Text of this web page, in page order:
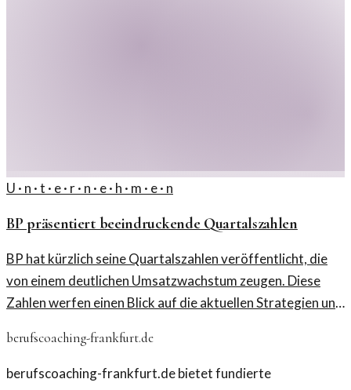
U · n · t · e · r · n · e · h · m · e · n
BP präsentiert beeindruckende Quartalszahlen
BP hat kürzlich seine Quartalszahlen veröffentlicht, die
von einem deutlichen Umsatzwachstum zeugen. Diese
Zahlen werfen einen Blick auf die aktuellen Strategien und
berufscoaching-frankfurt.de
berufscoaching-frankfurt.de bietet fundierte